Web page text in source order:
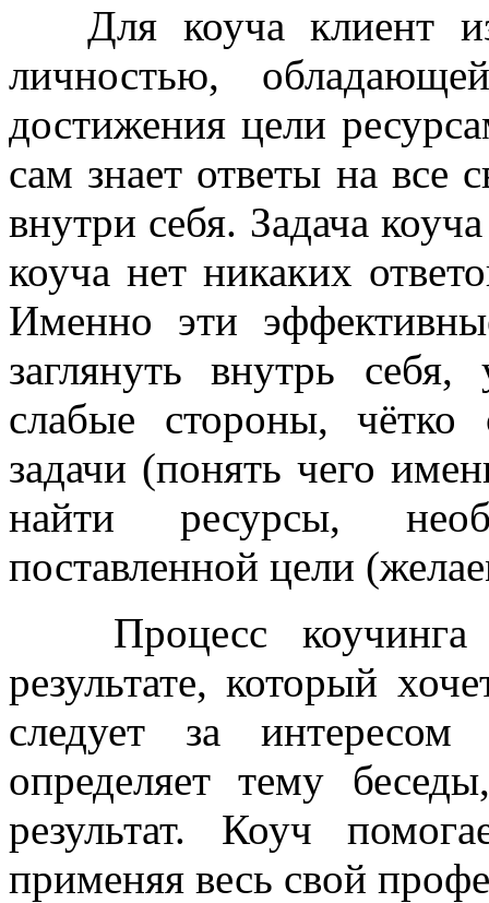
Для коуча клиент
личностью,
достижения цели
сам знает ответы на
внутри себя. Задача
коуча нет никаких
Именно эти
заглянуть внутрь
слабые стороны,
задачи (понять чего
найти ресурсы,
поставленной цели
Процесс коучинга
результате, который
следует за
определяет тему
результат. Коуч
применяя весь свой